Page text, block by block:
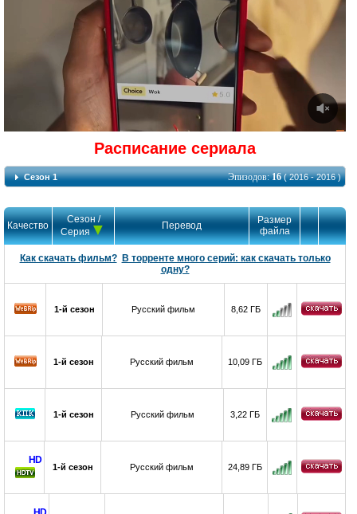
Расписание сериала
Сезон 1 Эпизодов:16( 2016 - 2016 )
Качество
Сезон /
Серия
Перевод
Размер
файла
Как скачать фильм?
В торренте много серий: как скачать только
одну?
1-й сезон Русский фильм 8,62 ГБ
1-й сезон Русский фильм 10,09 ГБ
1-й сезон Русский фильм 3,22 ГБ
HD
1-й сезон Русский фильм 24,89 ГБ